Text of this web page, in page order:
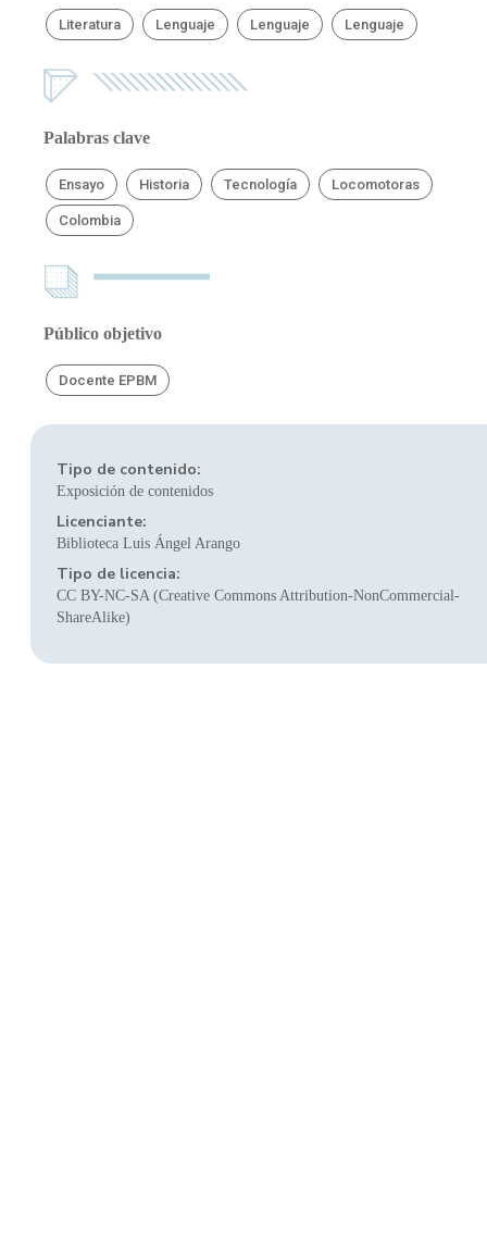
Literatura Lenguaje Lenguaje Lenguaje
Palabras clave
Ensayo Historia Tecnología Locomotoras
Colombia
Público objetivo
Docente EPBM
Tipo de contenido:
Exposición de contenidos
Licenciante:
Biblioteca Luis Ángel Arango
Tipo de licencia:
CC BY-NC-SA (Creative Commons Attribution-NonCommercial-
ShareAlike)